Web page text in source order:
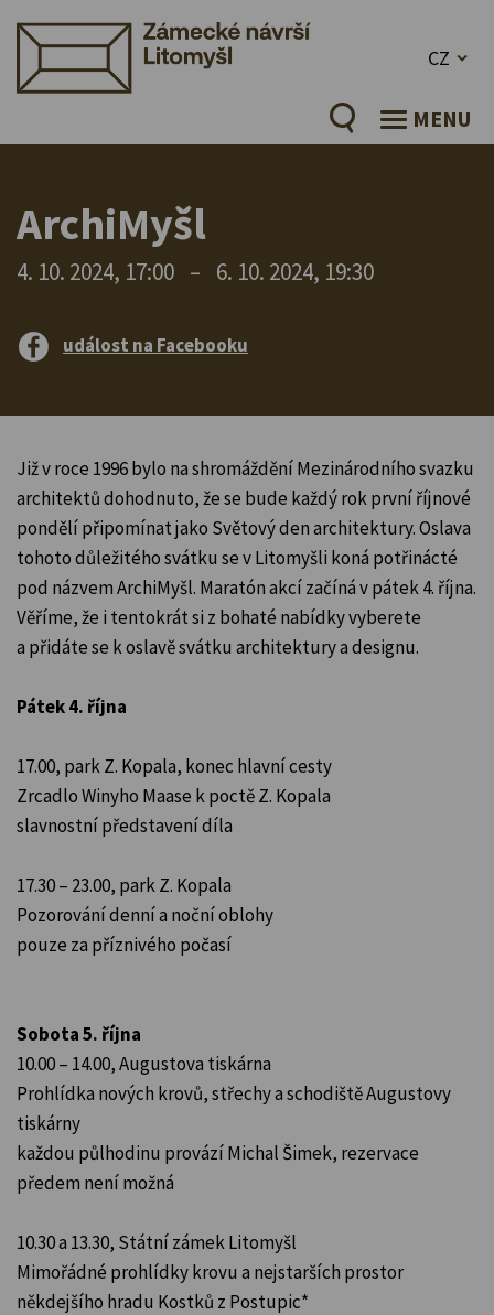
CZ
MENU
ArchiMyšl
4. 10. 2024, 17:00 – 6. 10. 2024, 19:30
událost na Facebooku
Již v roce 1996 bylo na shromáždění Mezinárodního svazku
architektů dohodnuto, že se bude každý rok první říjnové
pondělí připomínat jako Světový den architektury. Oslava
tohoto důležitého svátku se v Litomyšli koná potřinácté
pod názvem ArchiMyšl. Maratón akcí začíná v pátek 4. října.
Věříme, že i tentokrát si z bohaté nabídky vyberete
a přidáte se k oslavě svátku architektury a designu.
Pátek 4. října
17.00, park Z. Kopala, konec hlavní cesty
Zrcadlo Winyho Maase k poctě Z. Kopala
slavnostní představení díla
17.30 – 23.00, park Z. Kopala
Pozorování denní a noční oblohy
pouze za příznivého počasí
Sobota 5. října
10.00 – 14.00, Augustova tiskárna
Prohlídka nových krovů, střechy a schodiště Augustovy
tiskárny
každou půlhodinu provází Michal Šimek, rezervace
předem není možná
10.30 a 13.30, Státní zámek Litomyšl
Mimořádné prohlídky krovu a nejstarších prostor
někdejšího hradu Kostků z Postupic*